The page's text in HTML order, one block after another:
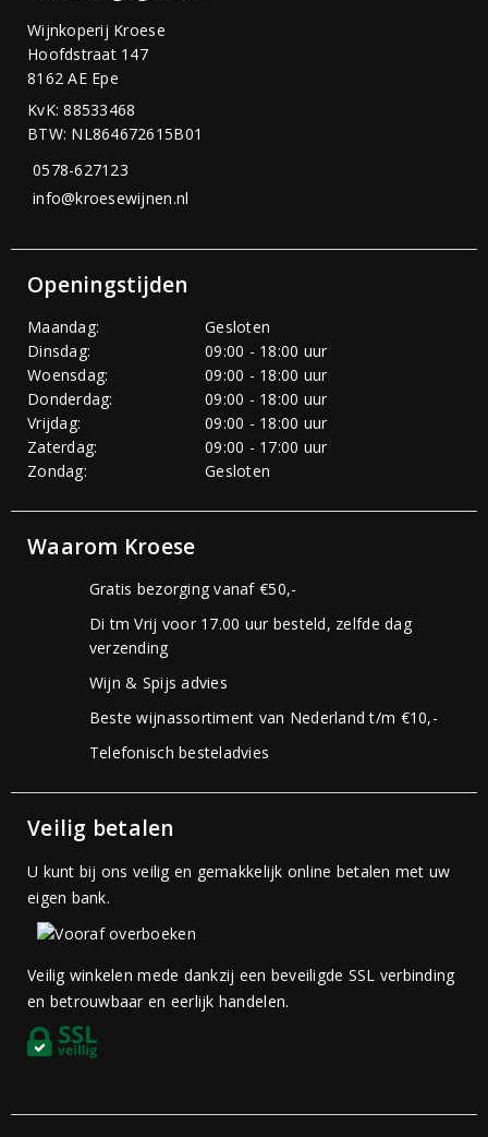
Wijnkoperij Kroese
Hoofdstraat 147
8162 AE Epe
KvK: 88533468
BTW: NL864672615B01
0578-627123
info@kroesewijnen.nl
Openingstijden
Maandag:
Gesloten
Dinsdag:
09:00 - 18:00 uur
Woensdag:
09:00 - 18:00 uur
Donderdag:
09:00 - 18:00 uur
Vrijdag:
09:00 - 18:00 uur
Zaterdag:
09:00 - 17:00 uur
Zondag:
Gesloten
Waarom Kroese
Gratis bezorging vanaf €50,-
Di tm Vrij voor 17.00 uur besteld, zelfde dag
verzending
Wijn & Spijs advies
Beste wijnassortiment van Nederland t/m €10,-
Telefonisch besteladvies
Veilig betalen
U kunt bij ons veilig en gemakkelijk online betalen met uw
eigen bank.
Veilig winkelen mede dankzij een beveiligde SSL verbinding
en betrouwbaar en eerlijk handelen.